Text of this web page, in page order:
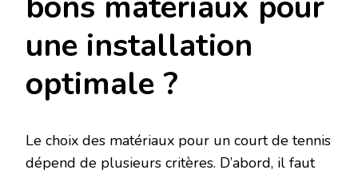
une installation
optimale ?
Le choix des matériaux pour un court de tennis
dépend de plusieurs critères. D’abord, il faut